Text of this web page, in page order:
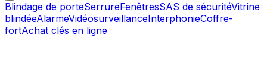
Blindage de porteSerrureFenêtresSAS de sécuritéVitrine
blindéeAlarmeVidéosurveillanceInterphonieCoffre-
fortAchat clés en ligne